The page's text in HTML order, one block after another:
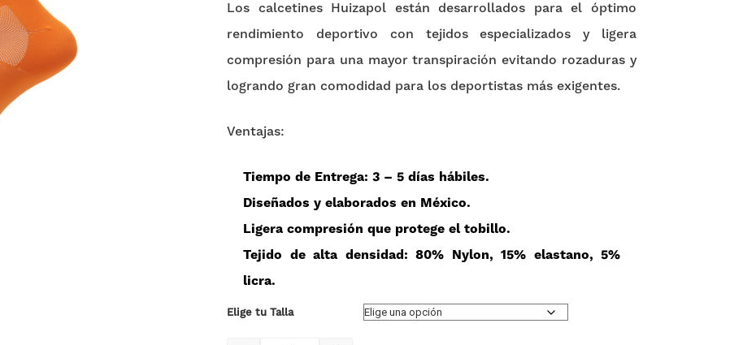
Los calcetines Huizapol están desarrollados para el óptimo
rendimiento deportivo con tejidos especializados y ligera
compresión para una mayor transpiración evitando rozaduras y
logrando gran comodidad para los deportistas más exigentes.
Ventajas:
Tiempo de Entrega: 3 – 5 días hábiles.
Diseñados y elaborados en México.
Ligera compresión que protege el tobillo.
Tejido de alta densidad: 80% Nylon, 15% elastano, 5%
licra.
Elige tu Talla